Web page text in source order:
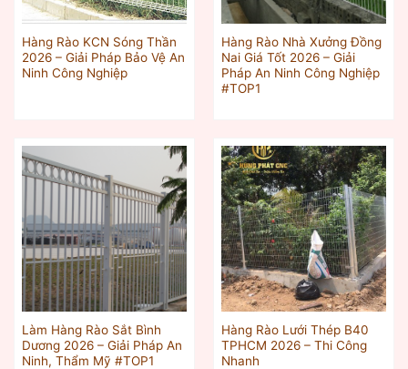
Hàng Rào KCN Sóng Thần
2026 – Giải Pháp Bảo Vệ An
Ninh Công Nghiệp
Hàng Rào Nhà Xưởng Đồng
Nai Giá Tốt 2026 – Giải
Pháp An Ninh Công Nghiệp
#TOP1
Làm Hàng Rào Sắt Bình
Dương 2026 – Giải Pháp An
Ninh, Thẩm Mỹ #TOP1
Hàng Rào Lưới Thép B40
TPHCM 2026 – Thi Công
Nhanh